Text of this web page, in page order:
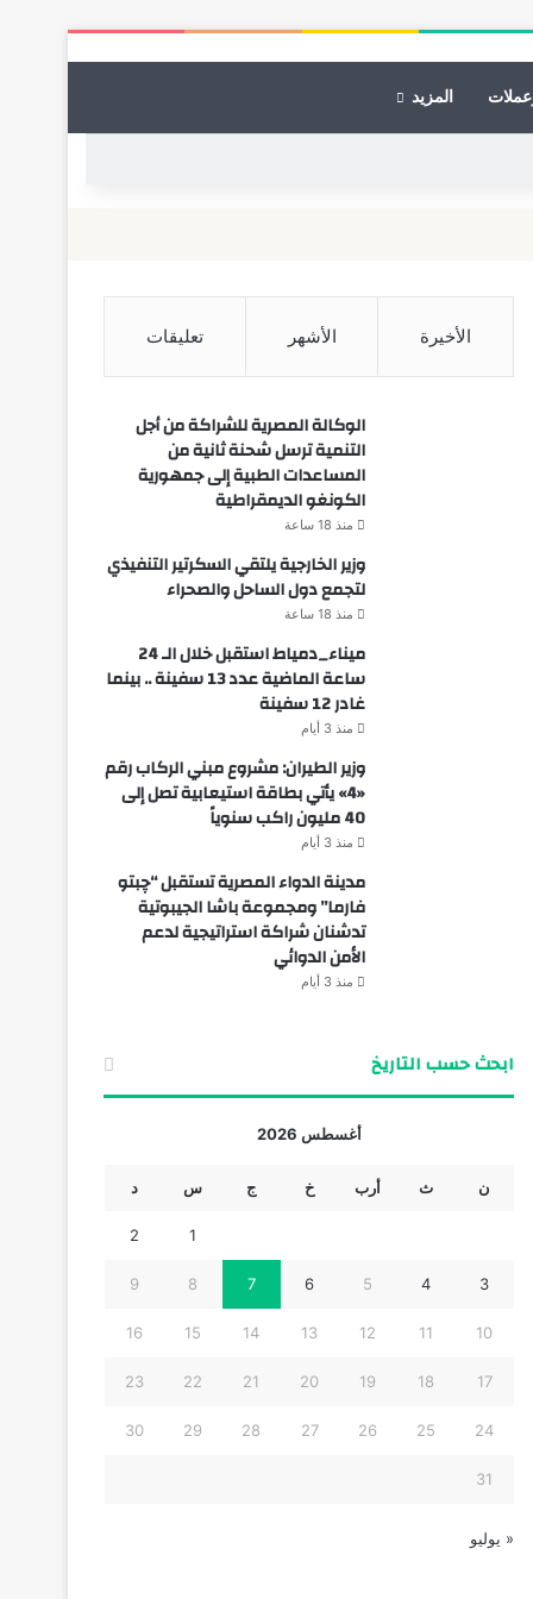
المزيد
الأخيرة الأشهر تعليقات
الوكالة المصرية للشراكة من أجل
التنمية ترسل شحنة ثانية من
المساعدات الطبية إلى جمهورية
الكونغو الديمقراطية
منذ 18 ساعة
وزير الخارجية يلتقي السكرتير التنفيذي
لتجمع دول الساحل والصحراء
منذ 18 ساعة
ميناء_دمياط استقبل خلال الـ 24
ساعة الماضية عدد 13 سفينة .. بينما
غادر 12 سفينة
منذ 3 أيام
وزير الطيران: مشروع مبني الركاب رقم
«4» يأتي بطاقة استيعابية تصل إلى
40 مليون راكب سنوياً
منذ 3 أيام
مدينة الدواء المصرية تستقبل “چبتو
فارما” ومجموعة باشا الجيبوتية
تدشنان شراكة استراتيجية لدعم
الأمن الدوائي
منذ 3 أيام
ابحث حسب التاريخ
أغسطس 2026
ن ث أرب خ ج س د
1
2
3
4
5
6
7
8
9
10
11
12
13
14
15
16
17
18
19
20
21
22
23
24
25
26
27
28
29
30
31
« يوليو